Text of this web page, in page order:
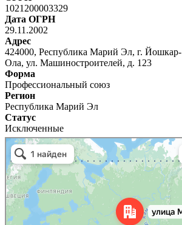
1021200003329
Дата ОГРН
29.11.2002
Адрес
424000, Республика Марий Эл, г. Йошкар-
Ола, ул. Машиностроителей, д. 123
Форма
Профессиональный союз
Регион
Республика Марий Эл
Статус
Исключенные